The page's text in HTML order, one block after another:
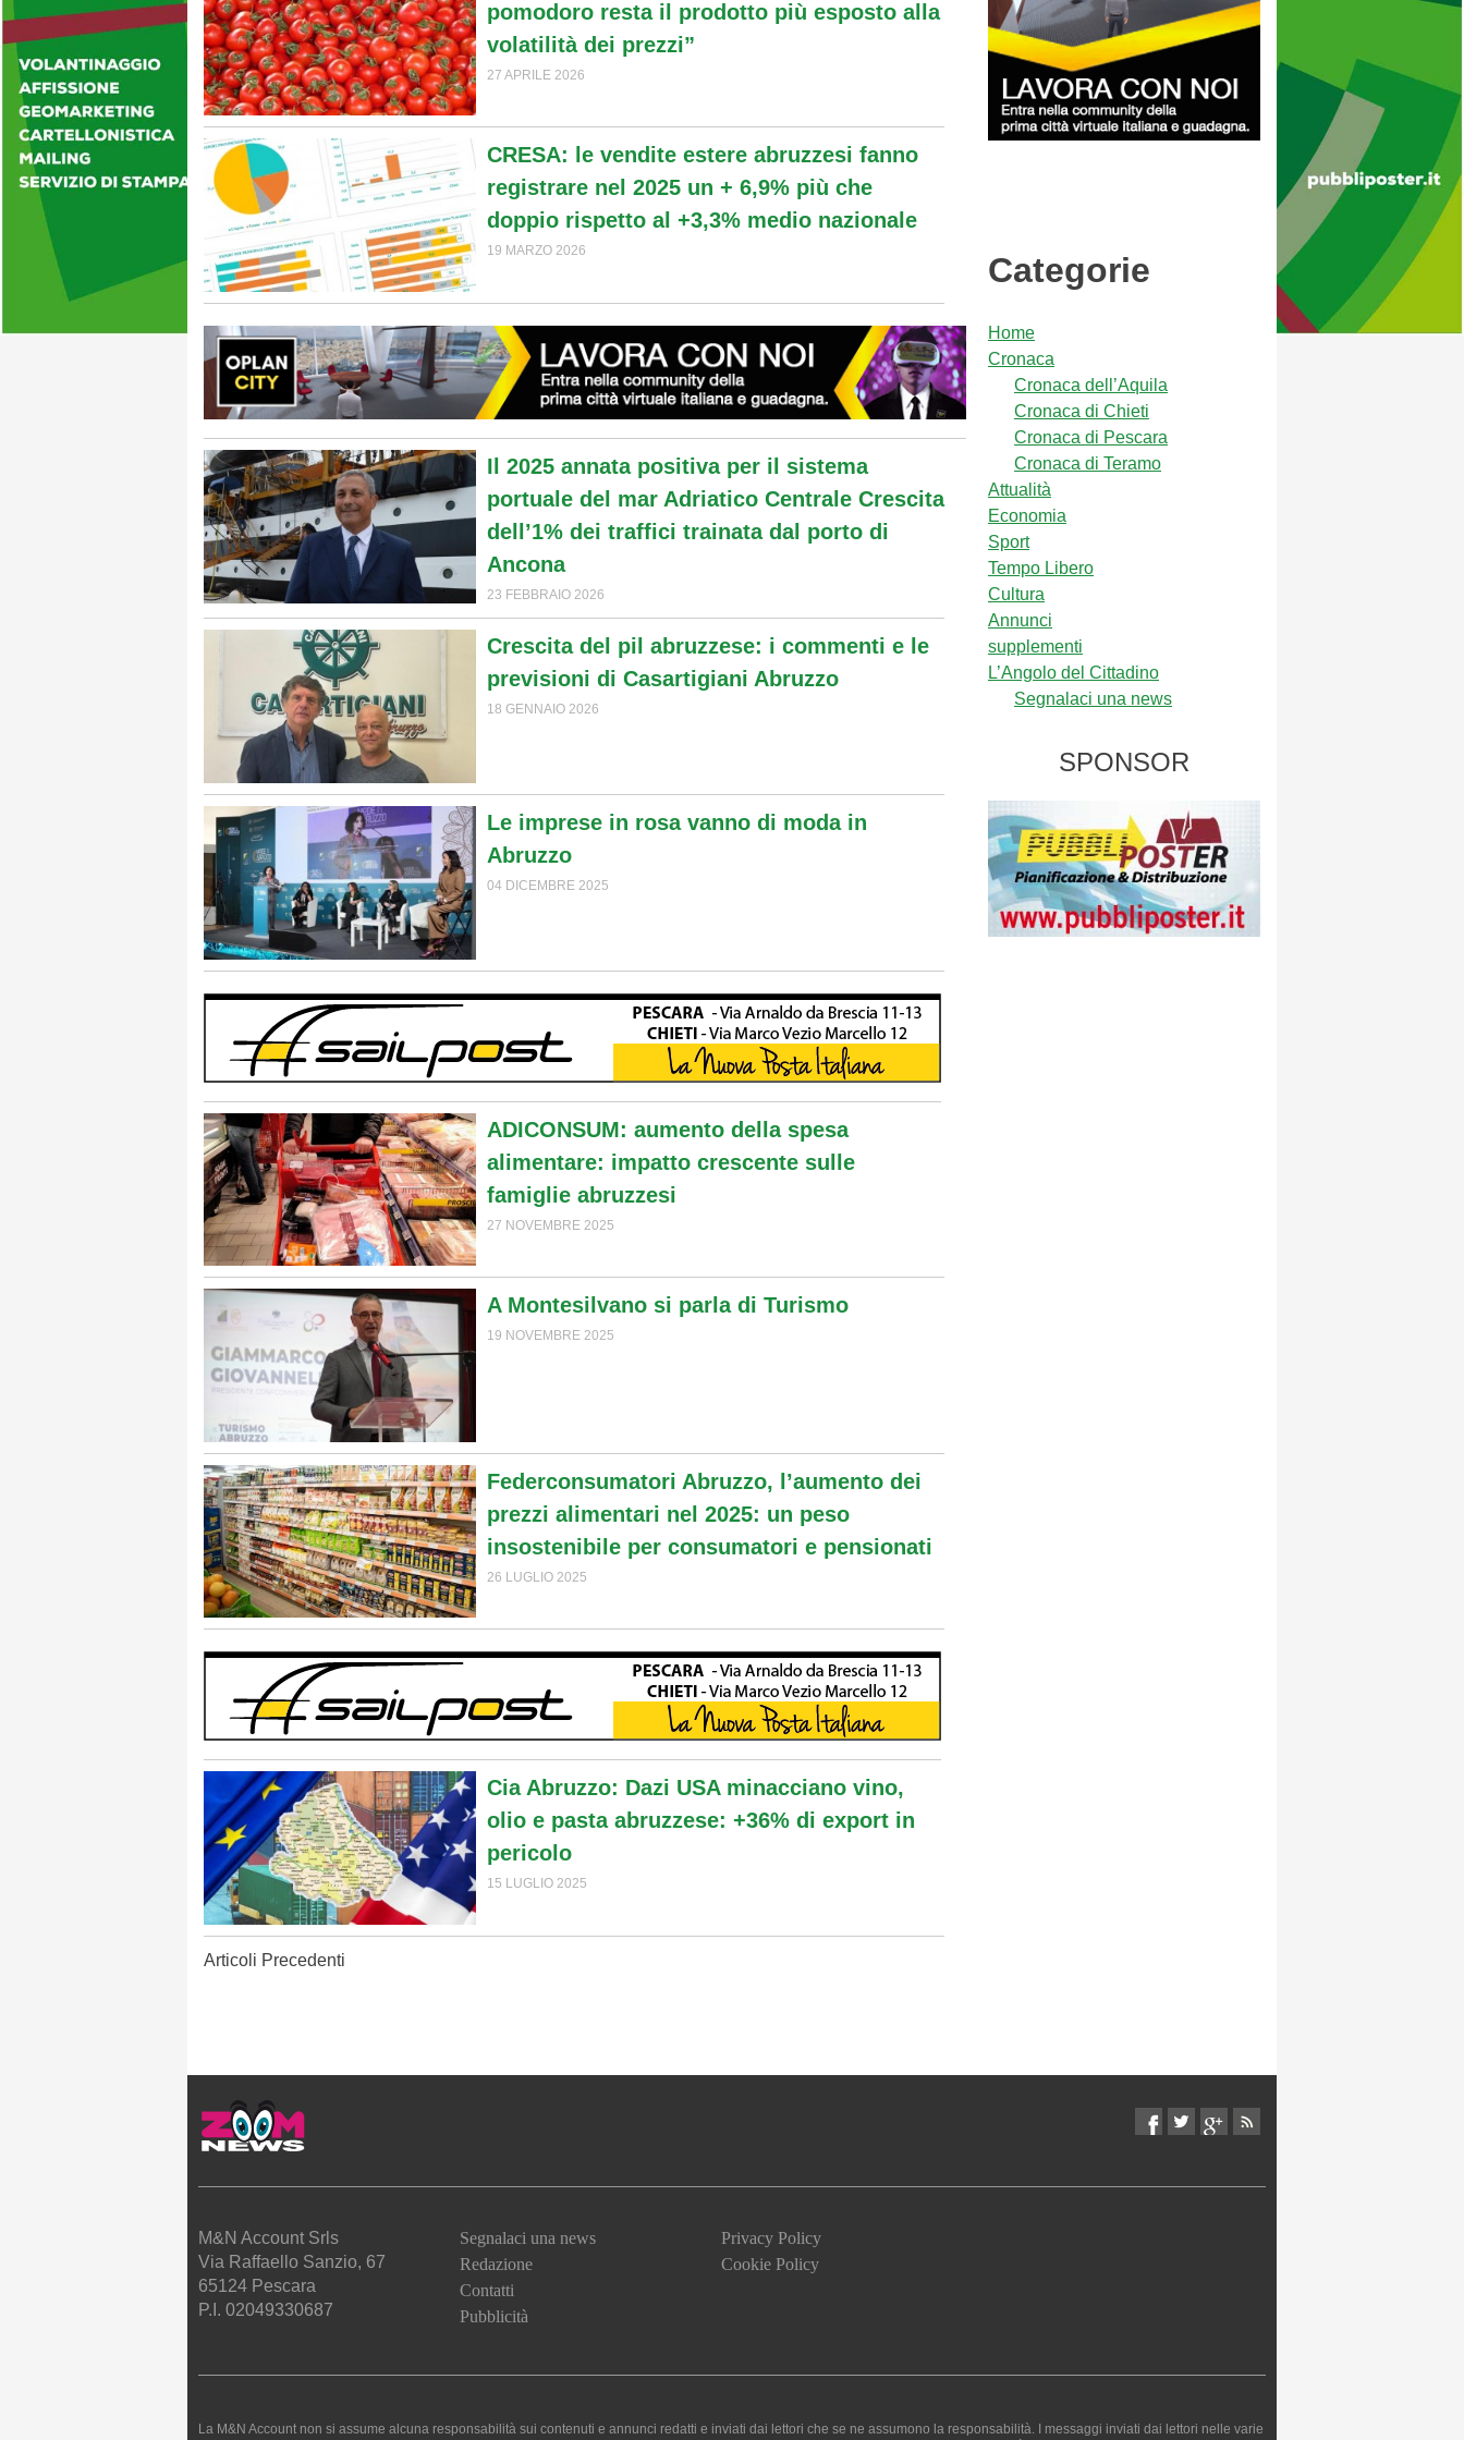
pomodoro resta il prodotto più esposto alla
volatilità dei prezzi”
27 APRILE 2026
CRESA: le vendite estere abruzzesi fanno
registrare nel 2025 un + 6,9% più che
doppio rispetto al +3,3% medio nazionale
19 MARZO 2026
Il 2025 annata positiva per il sistema
portuale del mar Adriatico Centrale Crescita
dell’1% dei traffici trainata dal porto di
Ancona
23 FEBBRAIO 2026
Crescita del pil abruzzese: i commenti e le
previsioni di Casartigiani Abruzzo
18 GENNAIO 2026
Le imprese in rosa vanno di moda in
Abruzzo
04 DICEMBRE 2025
ADICONSUM: aumento della spesa
alimentare: impatto crescente sulle
famiglie abruzzesi
27 NOVEMBRE 2025
A Montesilvano si parla di Turismo
19 NOVEMBRE 2025
Federconsumatori Abruzzo, l’aumento dei
prezzi alimentari nel 2025: un peso
insostenibile per consumatori e pensionati
26 LUGLIO 2025
Cia Abruzzo: Dazi USA minacciano vino,
olio e pasta abruzzese: +36% di export in
pericolo
15 LUGLIO 2025
Articoli Precedenti
Categorie
Home
Cronaca
Cronaca dell’Aquila
Cronaca di Chieti
Cronaca di Pescara
Cronaca di Teramo
Attualità
Economia
Sport
Tempo Libero
Cultura
Annunci
supplementi
L’Angolo del Cittadino
Segnalaci una news
SPONSOR
M&N Account Srls
Via Raffaello Sanzio, 67
65124 Pescara
P.I. 02049330687
Segnalaci una news
Redazione
Contatti
Pubblicità
Privacy Policy
Cookie Policy
La M&N Account non si assume alcuna responsabilità sui contenuti e annunci redatti e inviati dai lettori che se ne assumono la responsabilità. I messaggi inviati dai lettori nelle varie